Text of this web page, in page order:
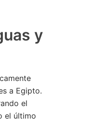
y
a Egipto.
el
el último